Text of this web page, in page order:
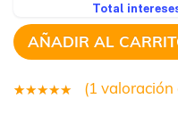
AÑADIR AL
(1 valoración